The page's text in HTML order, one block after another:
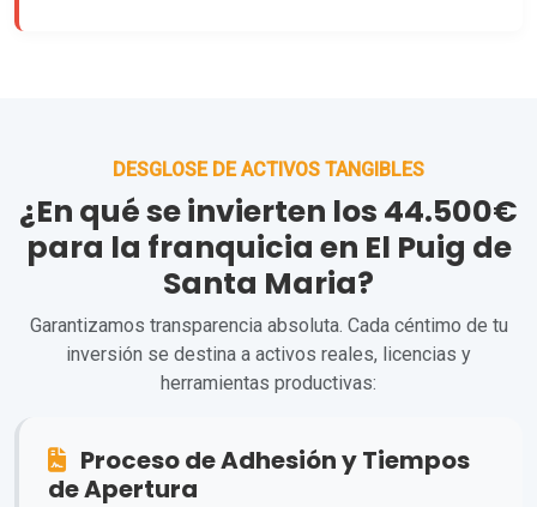
DESGLOSE DE ACTIVOS TANGIBLES
¿En qué se invierten los 44.500€
para la franquicia en El Puig de
Santa Maria?
Garantizamos transparencia absoluta. Cada céntimo de tu
inversión se destina a activos reales, licencias y
herramientas productivas:
Proceso de Adhesión y Tiempos
de Apertura